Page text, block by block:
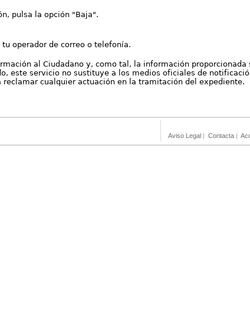
pulsa la opción "Baja".
operador de correo o telefonía.
al Ciudadano y, como tal, la información proporcionada
este servicio no sustituye a los medios oficiales de
cualquier actuación en la tramitación del expediente.
Aviso Legal | Contacta |